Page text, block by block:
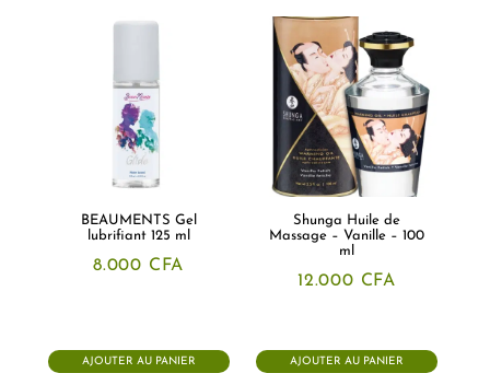
BEAUMENTS Gel
lubrifiant 125 ml
8.000 CFA
AJOUTER AU PANIER
Shunga Huile de
Massage – Vanille – 100
ml
12.000 CFA
AJOUTER AU PANIER